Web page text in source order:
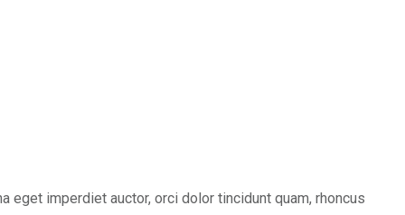
eget imperdiet auctor, orci dolor tincidunt quam, rhoncus